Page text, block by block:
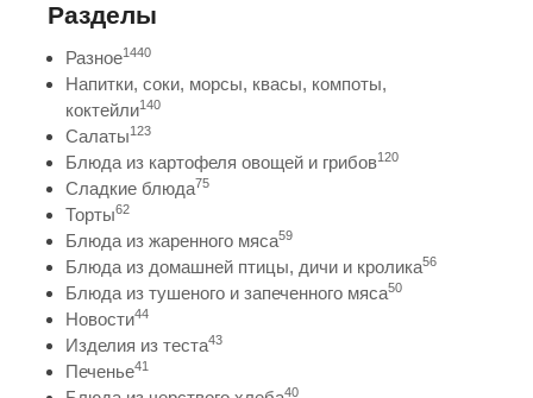
Разделы
Разное1440
Напитки, соки, морсы, квасы, компоты,
коктейли140
Салаты123
Блюда из картофеля овощей и грибов120
Сладкие блюда75
Торты62
Блюда из жаренного мяса59
Блюда из домашней птицы, дичи и кролика56
Блюда из тушеного и запеченного мяса50
Новости44
Изделия из теста43
Печенье41
40